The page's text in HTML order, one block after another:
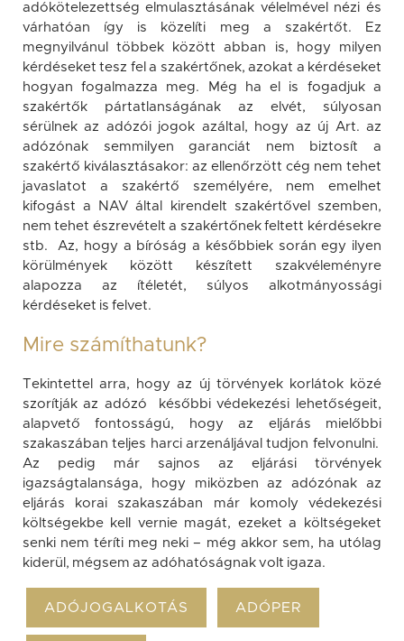
adókötelezettség elmulasztásának vélelmével nézi és
várhatóan így is közelíti meg a szakértőt. Ez
megnyilvánul többek között abban is, hogy milyen
kérdéseket tesz fel a szakértőnek, azokat a kérdéseket
hogyan fogalmazza meg. Még ha el is fogadjuk a
szakértők pártatlanságának az elvét, súlyosan
sérülnek az adózói jogok azáltal, hogy az új Art. az
adózónak semmilyen garanciát nem biztosít a
szakértő kiválasztásakor: az ellenőrzött cég nem tehet
javaslatot a szakértő személyére, nem emelhet
kifogást a NAV által kirendelt szakértővel szemben,
nem tehet észrevételt a szakértőnek feltett kérdésekre
stb. Az, hogy a bíróság a későbbiek során egy ilyen
körülmények között készített szakvéleményre
alapozza az ítéletét, súlyos alkotmányossági
kérdéseket is felvet.
Mire számíthatunk?
Tekintettel arra, hogy az új törvények korlátok közé
szorítják az adózó későbbi védekezési lehetőségeit,
alapvető fontosságú, hogy az eljárás mielőbbi
szakaszában teljes harci arzenáljával tudjon felvonulni.
Az pedig már sajnos az eljárási törvények
igazságtalansága, hogy miközben az adózónak az
eljárás korai szakaszában már komoly védekezési
költségekbe kell vernie magát, ezeket a költségeket
senki nem téríti meg neki – még akkor sem, ha utólag
kiderül, mégsem az adóhatóságnak volt igaza.
ADÓJOGALKOTÁS ADÓPER